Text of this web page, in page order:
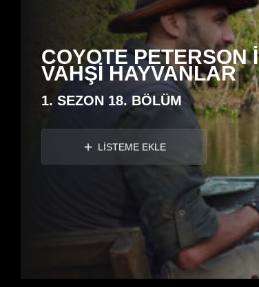
COYOTE PETERSON
VAHŞİ HAYVANLAR
1. SEZON 18. BÖLÜM
LİSTEME EKLE